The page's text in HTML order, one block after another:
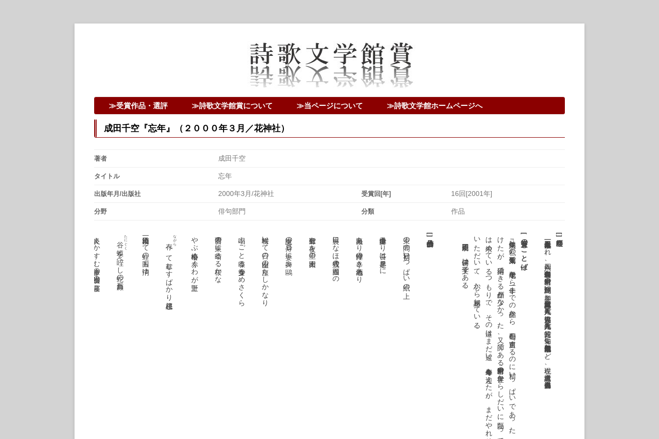
≫受賞作品・選評 ≫詩歌文学館賞について ≫当ページについて ≫詩歌文学館ホームページへ
成田千空『忘年』（２０００年３月／花神社）
著者 成田千空
タイトル 忘年
出版年月/出版社 2000年3月/花神社 受賞回[年] 16回[2001年]
分野 俳句部門 分類 作品
[
]
一九二一年三月三十一日青森市生まれ。四六年、青森俳句会「暖鳥」と中村草田男の「萬緑」創刊に参加。五三年第一回萬緑賞。八九年『人日』で俳人協会賞。九八年『白光』で蛇笏賞。句集に『地霊』『天門』『成田千空句集』など。現在、萬緑選者。俳人協会名誉会員。
[
受賞のことば
]
。
正岡子規曰く。〝俳句は文学〟である。
[
]
束の間の初日いつぱい紙の上
白障子妻より吾は早起きに
海鼠あり津軽の辛き地酒あり
裏口になほ残雪の頑固もの
有難や一夜を里の大布団
生誕の二月や妻に舞ふ鷗
梅咲いて日の座山の座たしかなり
唱ふごと喋る少女等うめさくら
雨雲の東に晴るる桜かな
やぶ椿小暗く赤くわが上野
ながら
へて草むすばかり桜桃忌
田一枚消えて蛙の国も消ゆ
谷蟆 たにぐく
を咥へし蛇の顔三角
炎えかすむ多摩の横山師の寝墓